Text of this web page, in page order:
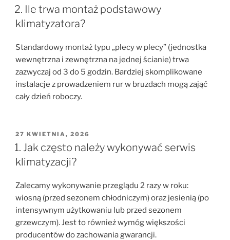
W
2. Ile trwa montaż podstawowy
klimatyzatora?
Standardowy montaż typu „plecy w plecy” (jednostka
wewnętrzna i zewnętrzna na jednej ścianie) trwa
zazwyczaj od 3 do 5 godzin. Bardziej skomplikowane
instalacje z prowadzeniem rur w bruzdach mogą zająć
cały dzień roboczy.
OPUBLIKOWANE
W
27 KWIETNIA, 2026
1. Jak często należy wykonywać serwis
klimatyzacji?
Zalecamy wykonywanie przeglądu 2 razy w roku:
wiosną (przed sezonem chłodniczym) oraz jesienią (po
intensywnym użytkowaniu lub przed sezonem
grzewczym). Jest to również wymóg większości
producentów do zachowania gwarancji.